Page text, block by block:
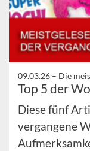
09.03.26 – Die
Top 5 der
Diese fünf
vergangene